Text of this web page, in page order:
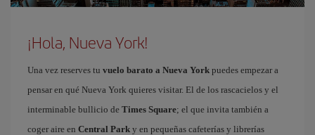
¡Hola, Nueva York!
Una vez reserves tu vuelo barato a Nueva York puedes empezar a
pensar en qué Nueva York quieres visitar. El de los rascacielos y el
interminable bullicio de Times Square; el que invita también a
coger aire en Central Park y en pequeñas cafeterías y librerías